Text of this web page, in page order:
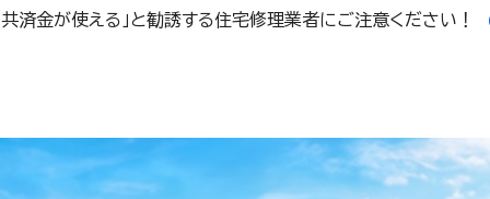
共済金が使える」と勧誘する住宅修理業者にご注意ください！